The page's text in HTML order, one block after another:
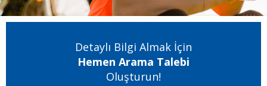
Detaylı Bilgi Almak İçin
Hemen Arama Talebi
Oluşturun!